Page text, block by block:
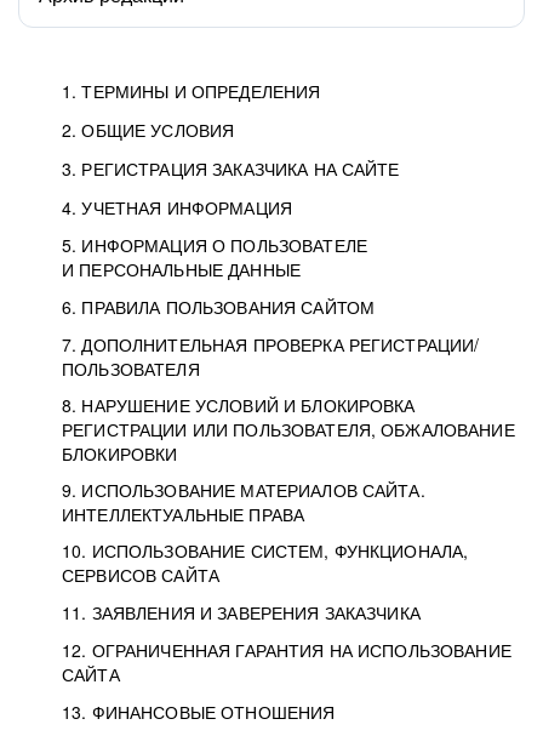
1. ТЕРМИНЫ И ОПРЕДЕЛЕНИЯ
2. ОБЩИЕ УСЛОВИЯ
3. РЕГИСТРАЦИЯ ЗАКАЗЧИКА НА САЙТЕ
4. УЧЕТНАЯ ИНФОРМАЦИЯ
5. ИНФОРМАЦИЯ О ПОЛЬЗОВАТЕЛЕ
И ПЕРСОНАЛЬНЫЕ ДАННЫЕ
6. ПРАВИЛА ПОЛЬЗОВАНИЯ САЙТОМ
7. ДОПОЛНИТЕЛЬНАЯ ПРОВЕРКА РЕГИСТРАЦИИ/
ПОЛЬЗОВАТЕЛЯ
8. НАРУШЕНИЕ УСЛОВИЙ И БЛОКИРОВКА
РЕГИСТРАЦИИ ИЛИ ПОЛЬЗОВАТЕЛЯ, ОБЖАЛОВАНИЕ
БЛОКИРОВКИ
9. ИСПОЛЬЗОВАНИЕ МАТЕРИАЛОВ САЙТА.
ИНТЕЛЛЕКТУАЛЬНЫЕ ПРАВА
10. ИСПОЛЬЗОВАНИЕ СИСТЕМ, ФУНКЦИОНАЛА,
СЕРВИСОВ САЙТА
11. ЗАЯВЛЕНИЯ И ЗАВЕРЕНИЯ ЗАКАЗЧИКА
12. ОГРАНИЧЕННАЯ ГАРАНТИЯ НА ИСПОЛЬЗОВАНИЕ
САЙТА
13. ФИНАНСОВЫЕ ОТНОШЕНИЯ